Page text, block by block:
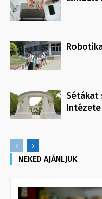
Sétákat
Intézete
NEKED AJÁNLJUK